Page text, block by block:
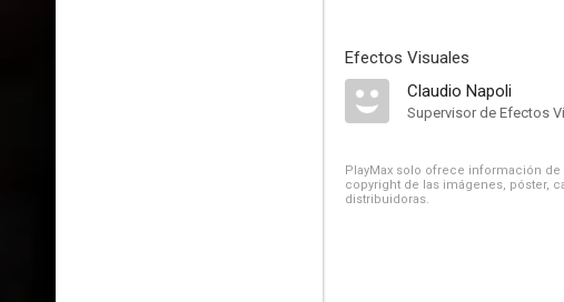
Efectos Visuales
Claudio Napoli
Supervisor de Efectos
PlayMax solo ofrece información
copyright de las imágenes, póster,
distribuidoras.